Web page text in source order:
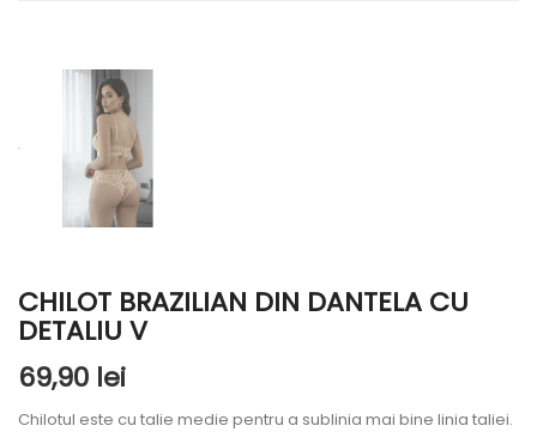
CHILOT BRAZILIAN DIN DANTELA CU
DETALIU V
69,90 lei
Chilotul este cu talie medie pentru a sublinia mai bine linia taliei.